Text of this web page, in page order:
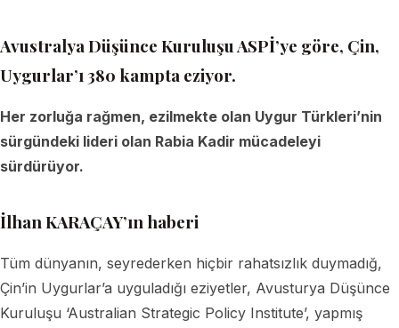
Avustralya Düşünce Kuruluşu ASPİ’ye göre, Çin,
Uygurlar’ı 380 kampta eziyor.
Her zorluğa rağmen, ezilmekte olan Uygur Türkleri’nin
sürgündeki lideri olan Rabia Kadir mücadeleyi
sürdürüyor.
İlhan KARAÇAY’ın haberi
Tüm dünyanın, seyrederken hiçbir rahatsızlık duymadığ,
Çin’in Uygurlar’a uyguladığı eziyetler, Avusturya Düşünce
Kuruluşu ‘Australian Strategic Policy Institute’, yapmış